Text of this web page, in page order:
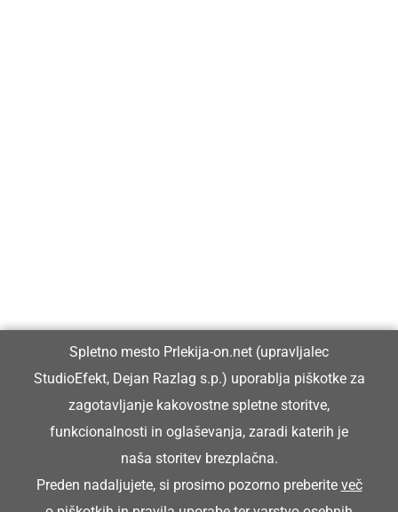
Glavni in odgovorni urednik:
Dejan Razlag
info@prlekija-on.net
Spletno mesto Prlekija-on.net (upravljalec
StudioEfekt, Dejan Razlag s.p.) uporablja piškotke za
zagotavljanje kakovostne spletne storitve,
funkcionalnosti in oglaševanja, zaradi katerih je
naša storitev brezplačna.
Preden nadaljujete, si prosimo pozorno preberite več